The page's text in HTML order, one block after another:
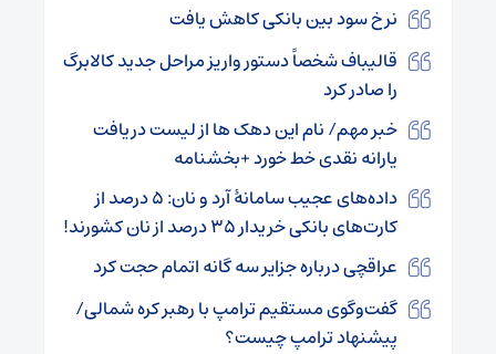
نرخ سود بین بانکی کاهش یافت
قالیباف شخصاً دستور واریز مراحل جدید کالابرگ
را صادر کرد
خبر مهم/ نام این دهک ها از لیست دریافت
یارانه نقدی خط خورد +بخشنامه
داده‌های عجیب سامانۀ آرد و نان: ۵ درصد از
کارت‌های بانکی خریدار ۳۵ درصد از نان کشورند!
عراقچی درباره جزایر سه گانه اتمام حجت کرد
گفت‌وگوی مستقیم ترامپ با رهبر کره شمالی/
پیشنهاد ترامپ چیست؟